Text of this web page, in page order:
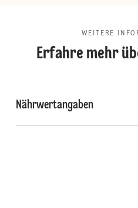
WEITERE
Erfahre mehr
Nährwertangaben